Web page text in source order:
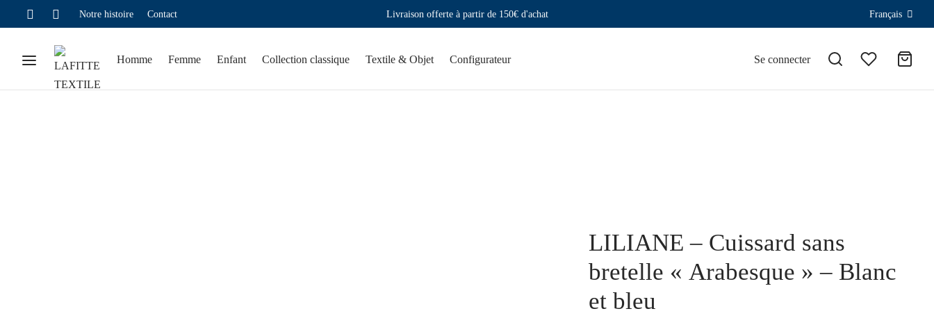
Notre histoire Contact Livraison offerte à partir de 150€ d'achat Français
Homme Femme Enfant Collection classique Textile & Objet Configurateur Se connecter
LILIANE – Cuissard sans
bretelle « Arabesque » – Blanc
et bleu